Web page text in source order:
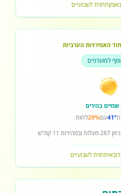
תחזית לשבועיים
האמירויות הערביות
למועדפים
שמיים בהירים
41°עם29%לחות
287מעלות ובמהירות 11 קמ"ש
תחזית לשבועיים